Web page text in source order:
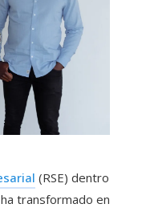
(RSE) dentro
transformado en